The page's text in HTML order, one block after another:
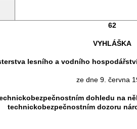
62
VYHLÁŠKA
lesního a vodního
ze dne 9. června
dohledu na
technickobezpečnostním dozoru